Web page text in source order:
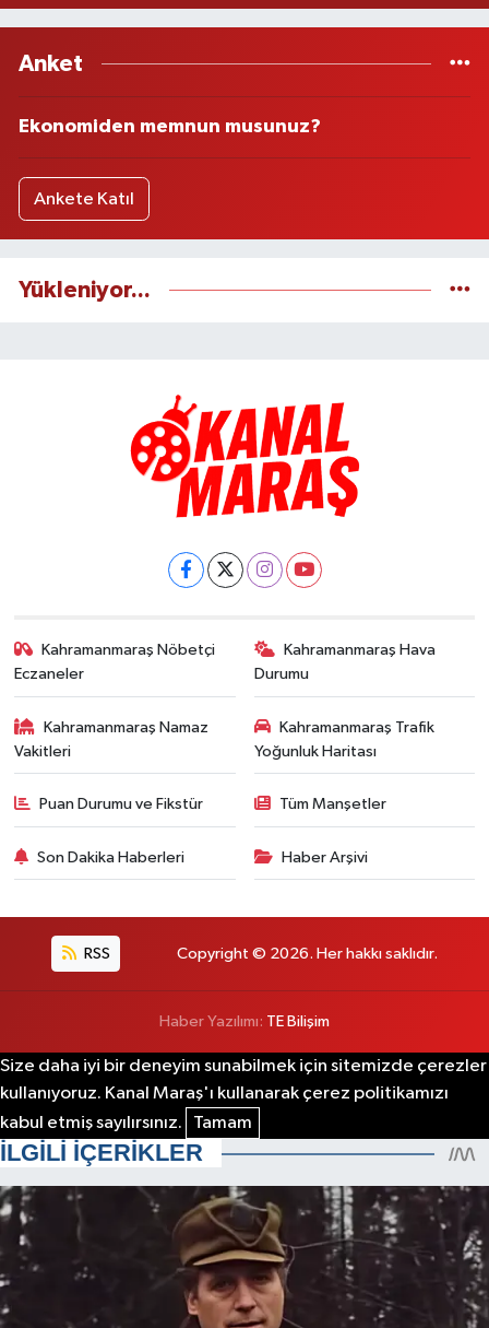
Anket
Ekonomiden memnun musunuz?
Ankete Katıl
Yükleniyor...
Kahramanmaraş Nöbetçi
Eczaneler
Kahramanmaraş Hava
Durumu
Kahramanmaraş Namaz
Vakitleri
Kahramanmaraş Trafik
Yoğunluk Haritası
Puan Durumu ve Fikstür Tüm Manşetler
Son Dakika Haberleri Haber Arşivi
RSS Copyright © 2026. Her hakkı saklıdır.
Haber Yazılımı: TE Bilişim
Size daha iyi bir deneyim sunabilmek için sitemizde çerezler
kullanıyoruz. Kanal Maraş'ı kullanarak çerez politikamızı
kabul etmiş sayılırsınız.
Tamam